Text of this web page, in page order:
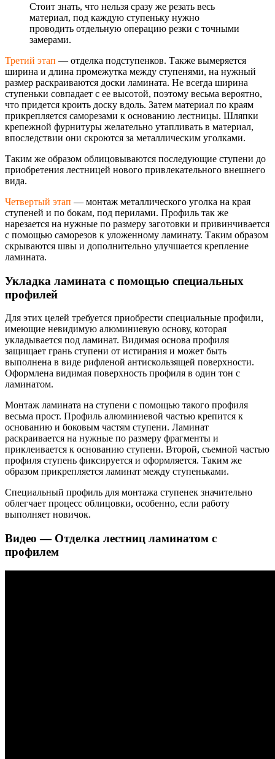
Стоит знать, что нельзя сразу же резать весь
материал, под каждую ступеньку нужно
проводить отдельную операцию резки с точными
замерами.
Третий этап — отделка подступенков. Также вымеряется
ширина и длина промежутка между ступенями, на нужный
размер раскраиваются доски ламината. Не всегда ширина
ступеньки совпадает с ее высотой, поэтому весьма вероятно,
что придется кроить доску вдоль. Затем материал по краям
прикрепляется саморезами к основанию лестницы. Шляпки
крепежной фурнитуры желательно утапливать в материал,
впоследствии они скроются за металлическим уголками.
Таким же образом облицовываются последующие ступени до
приобретения лестницей нового привлекательного внешнего
вида.
Четвертый этап — монтаж металлического уголка на края
ступеней и по бокам, под перилами. Профиль так же
нарезается на нужные по размеру заготовки и привинчивается
с помощью саморезов к уложенному ламинату. Таким образом
скрываются швы и дополнительно улучшается крепление
ламината.
Укладка ламината с помощью специальных
профилей
Для этих целей требуется приобрести специальные профили,
имеющие невидимую алюминиевую основу, которая
укладывается под ламинат. Видимая основа профиля
защищает грань ступени от истирания и может быть
выполнена в виде рифленой антискользящей поверхности.
Оформлена видимая поверхность профиля в один тон с
ламинатом.
Монтаж ламината на ступени с помощью такого профиля
весьма прост. Профиль алюминиевой частью крепится к
основанию и боковым частям ступени. Ламинат
раскраивается на нужные по размеру фрагменты и
приклеивается к основанию ступени. Второй, съемной частью
профиля ступень фиксируется и оформляется. Таким же
образом прикрепляется ламинат между ступеньками.
Специальный профиль для монтажа ступенек значительно
облегчает процесс облицовки, особенно, если работу
выполняет новичок.
Видео — Отделка лестниц ламинатом с
профилем